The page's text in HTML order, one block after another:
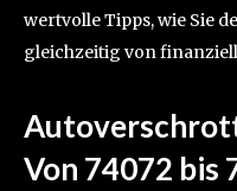
wertvolle Tipps, wie Sie
gleichzeitig von
Von 74072 bis